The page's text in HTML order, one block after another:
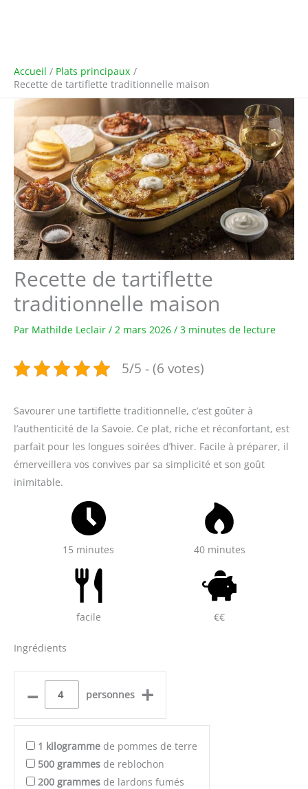
Accueil
Plats principaux
Recette de tartiflette traditionnelle maison
Recette de tartiflette
traditionnelle maison
Par Mathilde Leclair / 2 mars 2026 / 3 minutes de lecture
5/5 - (6 votes)
Savourer une tartiflette traditionnelle, c’est goûter à
l’authenticité de la Savoie. Ce plat, riche et réconfortant, est
parfait pour les longues soirées d’hiver. Facile à préparer, il
émerveillera vos convives par sa simplicité et son goût
inimitable.
15 minutes 40 minutes
facile €€
Ingrédients
– personnes +
1 kilogramme de pommes de terre
500 grammes de reblochon
200 grammes de lardons fumés